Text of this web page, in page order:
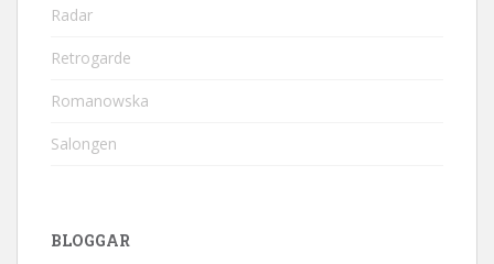
Radar
Retrogarde
Romanowska
Salongen
BLOGGAR